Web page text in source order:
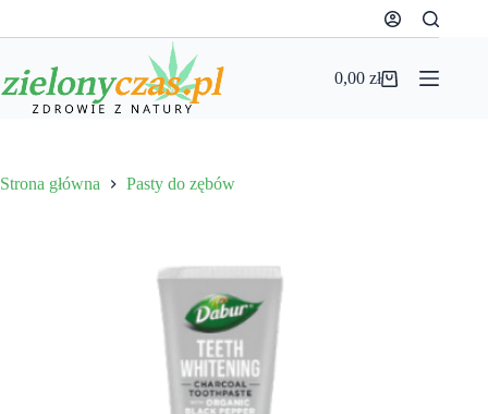
Koszyk
0,00zł
Strona główna Pasty do zębów